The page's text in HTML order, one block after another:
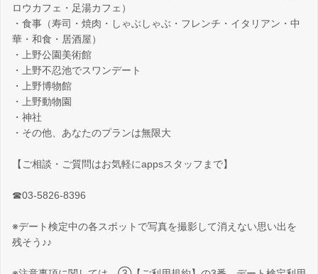
ロウカフェ・足湯カフェ）
・食事（寿司・焼肉・しゃぶしゃぶ・フレンチ・イタリアン・中
華・和食・居酒屋）
・上野公園美術館
・上野不忍池でスワンデート
・上野博物館
・上野動物園
・神社
・その他、あなたのプランは無限大
【ご相談・ご質問はお気軽にappsスタッフまで】
☎03-5826-8396
※デート検定中の各スポットで写真を撮影して消えない思い出を
残そう♪♪